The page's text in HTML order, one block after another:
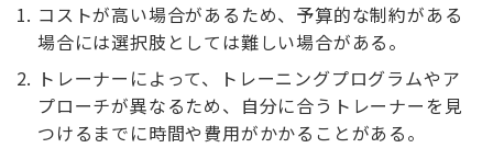
コストが高い場合があるため、予算的な制約がある
場合には選択肢としては難しい場合がある。
トレーナーによって、トレーニングプログラムやア
プローチが異なるため、自分に合うトレーナーを見
つけるまでに時間や費用がかかることがある。